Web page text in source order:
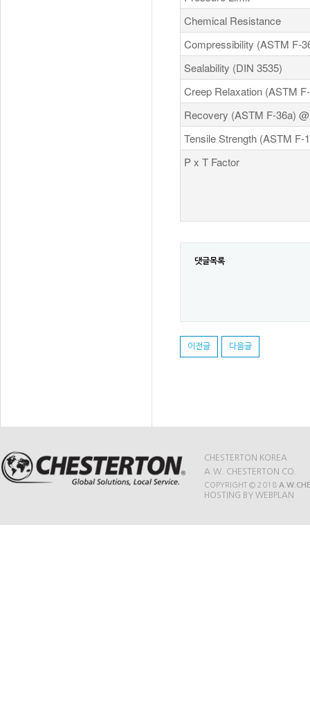
Chemical Resistance
Compressibility (ASTM F-
Sealability (DIN 3535)
Creep Relaxation (ASTM
Recovery (ASTM F-36a)
Tensile Strength (ASTM F-
P x T Factor
댓글목록
이전글 다음글
CHESTERTON KOREA
A.W. CHESTERTON CO.
COPYRIGHT © 2018
HOSTING BY WEBPLAN